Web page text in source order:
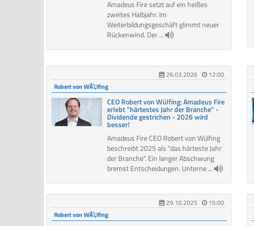
Amadeus Fire setzt auf ein heißes
zweites Halbjahr. Im
Weiterbildungsgeschäft glimmt neuer
Rückenwind. Der ...
26.03.2026
12:00
Robert von WÃ¼lfing
CEO Robert von Wülfing: Amadeus Fire
erlebt "härtestes Jahr der Branche" -
Dividende gestrichen - 2026 wird
besser!
Amadeus Fire CEO Robert von Wülfing
beschreibt 2025 als "das härteste Jahr
der Branche". Ein langer Abschwung
bremst Entscheidungen. Unterne ...
29.10.2025
15:00
Robert von WÃ¼lfing